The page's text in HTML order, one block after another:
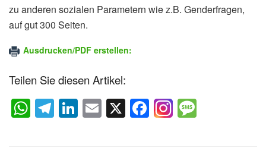
zu anderen sozialen Parametern wie z.B. Genderfragen,
auf gut 300 Seiten.
Ausdrucken/PDF erstellen:
Teilen Sie diesen Artikel:
W
h
T
el
Li
n
E
m
X F
a